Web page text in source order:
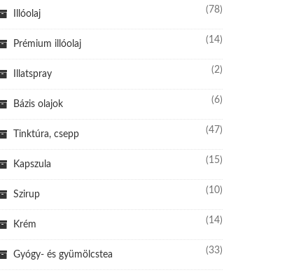
Illóolaj (78)
Prémium illóolaj (14)
Illatspray (2)
Bázis olajok (6)
Tinktúra, csepp (47)
Kapszula (15)
Szirup (10)
Krém (14)
Gyógy- és gyümölcstea (33)